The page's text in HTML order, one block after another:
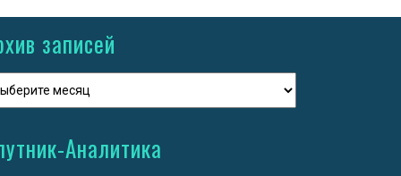
записей
Аналитика